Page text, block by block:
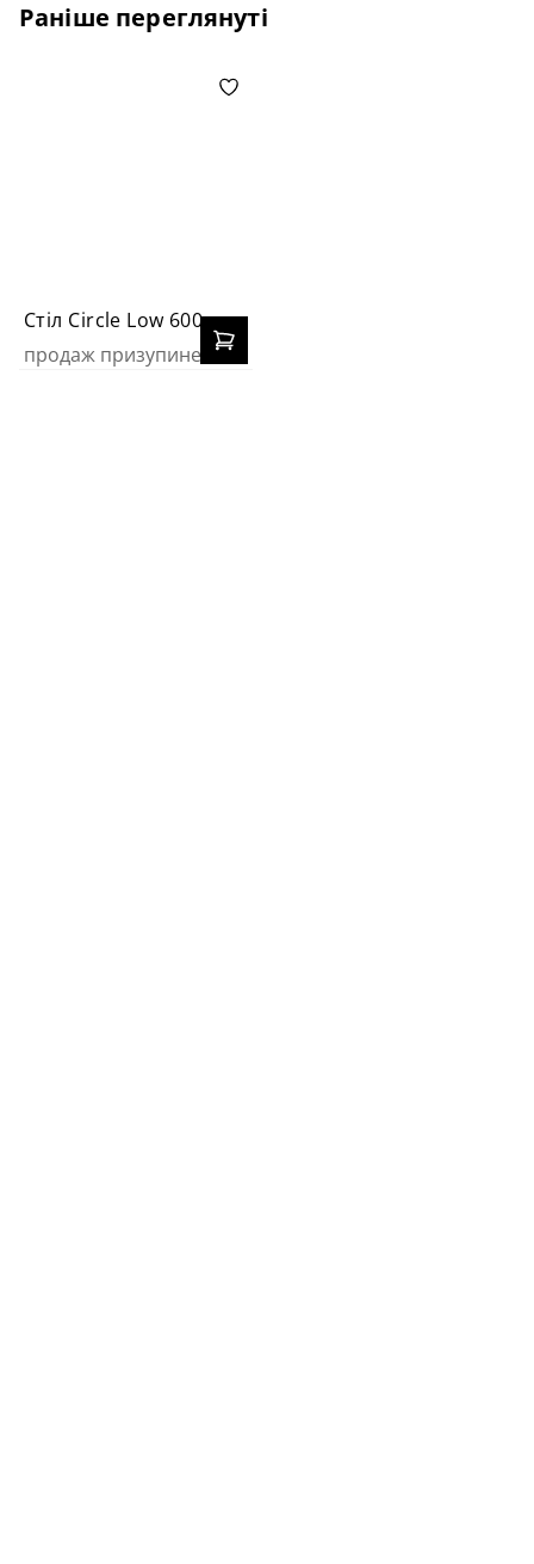
Раніше переглянуті
Стіл Circle Low 600
продаж призупинено